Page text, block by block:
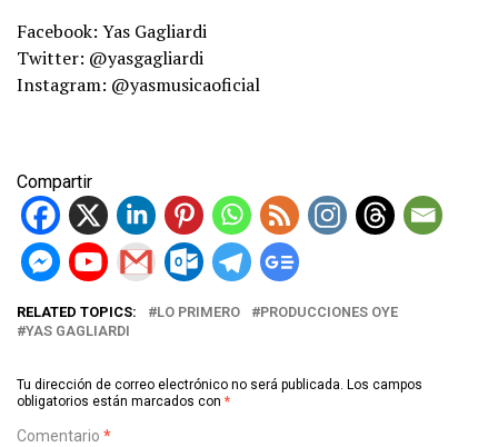
Facebook: Yas Gagliardi
Twitter: @yasgagliardi
Instagram: @yasmusicaoficial
Compartir
RELATED TOPICS: LO PRIMERO
PRODUCCIONES OYE
YAS GAGLIARDI
Tu dirección de correo electrónico no será publicada. Los campos
obligatorios están marcados con *
Comentario *